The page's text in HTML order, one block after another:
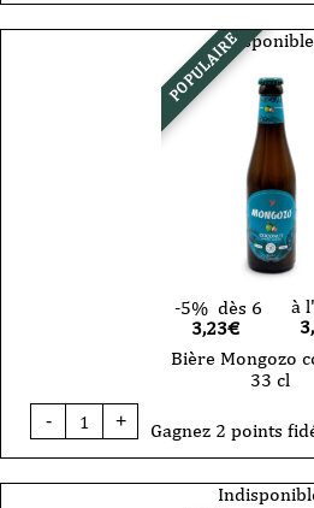
Red
POPULAIREDisponible
-5% dès 6
3,23€
à
Bière Mongozo
33 cl
-
quantité
de
coconut
+ Gagnez 2 points